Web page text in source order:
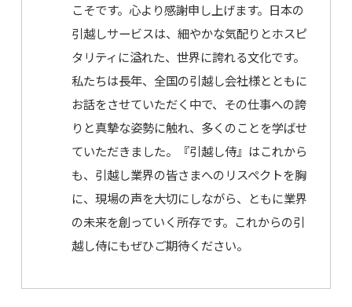
こそです。心より感謝申し上げます。日本の
引越しサービスは、細やかな気配りとホスピ
タリティに溢れた、世界に誇れる文化です。
私たちは長年、全国の引越し会社様とともに
お話をさせていただく中で、その仕事への誇
りと真摯な姿勢に触れ、多くのことを学ばせ
ていただきました。『引越し侍』はこれから
も、引越し業界の皆さまへのリスペクトを胸
に、現場の声を大切にしながら、ともに業界
の未来を創っていく所存です。これからの引
越し侍にもぜひご期待ください。